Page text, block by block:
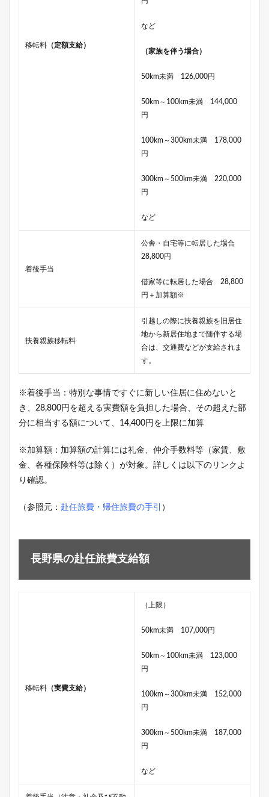
移転料 （定額支給）
など
（家族を伴う場合）
50km未満 126,000円
50km～100km未満 144,000
円
100km～300km未満 178,000
円
300km～500km未満 220,000
円
など
着後手当
公舎・自宅等に転居した場合
28,800円
借家等に転居した場合 28,800
円＋加算額※
扶養親族移転料
引越しの際に扶養親族を旧居住
地から新居住地まで随伴する場
合は、交通費などが支給されま
す。
※着後手当：特別な事情ですぐに新しい住居に住めないと
き、28,800円を超える実費額を負担した場合、その超えた部
分に相当する額について、14,400円を上限に加算
※加算額：加算額の計算には礼金、仲介手数料等（家賃、敷
金、各種保険料等は除く）が対象。詳しくは以下のリンクよ
り確認。
（参照元： 赴任旅費・帰住旅費の手引 ）
長野県の赴任旅費支給額
移転料 （実費支給）
（上限）
50km未満 107,000円
50km～100km未満 123,000
円
100km～300km未満 152,000
円
300km～500km未満 187,000
円
など